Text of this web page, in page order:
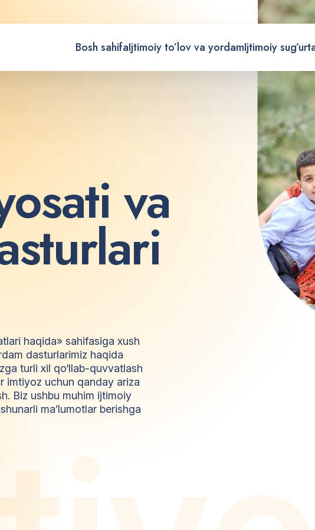
Bosh sahifaIjtimoiy to’lov va yordamIjtimoiy
osati va
sturlari
haqida» sahifasiga xush
dasturlarimiz haqida
turli xil qo‘llab-quvvatlash
imtiyoz uchun qanday ariza
Biz ushbu muhim ijtimoiy
ma’lumotlar berishga